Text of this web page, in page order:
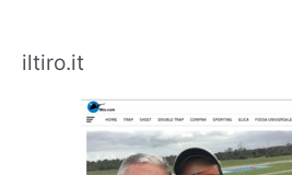
iltiro.it